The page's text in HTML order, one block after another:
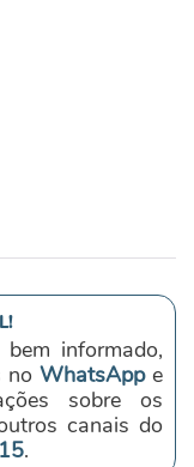
informado,
noWhatsAppe
sobre os
canais do
.